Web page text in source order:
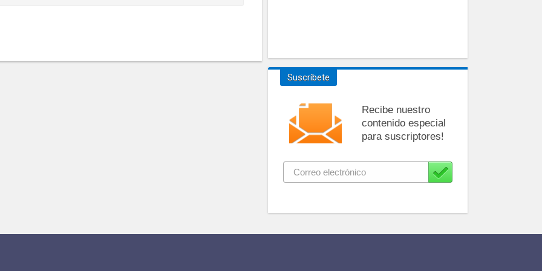
Suscríbete
Recibe nuestro
contenido especial
para suscriptores!